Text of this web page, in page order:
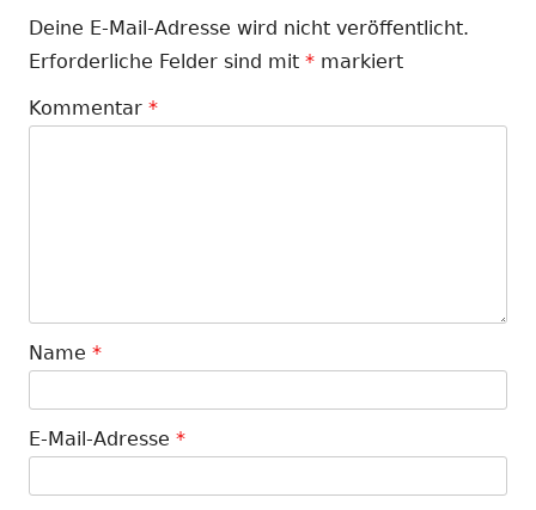
Deine E-Mail-Adresse wird nicht veröffentlicht.
Erforderliche Felder sind mit * markiert
Kommentar *
Name *
E-Mail-Adresse *